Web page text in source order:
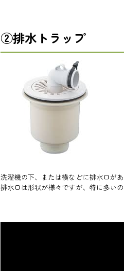
②排水トラップ
洗濯機の下、または横などに排水口が
排水口は形状が様々ですが、特に多い